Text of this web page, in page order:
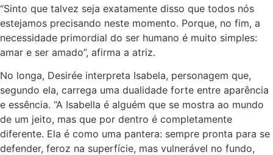
“Sinto que talvez seja exatamente disso que todos nós
estejamos precisando neste momento. Porque, no fim, a
necessidade primordial do ser humano é muito simples:
amar e ser amado”, afirma a atriz.
No longa, Desirée interpreta Isabela, personagem que,
segundo ela, carrega uma dualidade forte entre aparência
e essência. “A Isabella é alguém que se mostra ao mundo
de um jeito, mas que por dentro é completamente
diferente. Ela é como uma pantera: sempre pronta para se
defender, feroz na superfície, mas vulnerável no fundo,